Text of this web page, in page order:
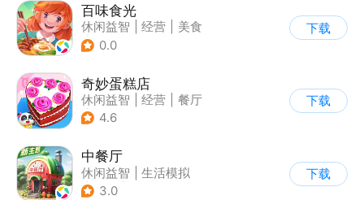
百味食光
休闲益智 经营
美食
| 卡通
0.0
下载
奇妙蛋糕店
休闲益智 经营
餐厅
| 宝宝巴士
4.6
下载
中餐厅
休闲益智
生活模拟
| 餐厅
3.0
下载